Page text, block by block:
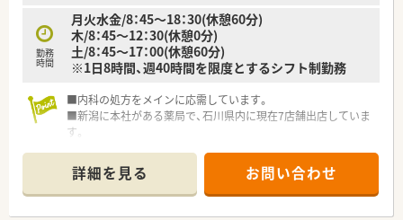
勤務
時間
月火水金/8：45～18：30(休憩60分)
木/8：45～12：30(休憩0分)
土/8：45～17：00(休憩60分)
※1日8時間、週40時間を限度とするシフト制勤務
■内科の処方をメインに応需しています。
■新潟に本社がある薬局で、石川県内に現在7店舗出店していま
す。
い。
詳細を見る お問い合わせ